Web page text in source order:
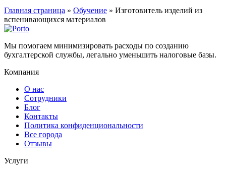
Главная страница » Обучение » Изготовитель изделий из
вспенивающихся материалов
Мы помогаем минимизировать расходы по созданию
бухгалтерской службы, легально уменьшить налоговые базы.
Компания
О нас
Сотрудники
Блог
Контакты
Политика конфиденциональности
Все города
Отзывы
Услуги